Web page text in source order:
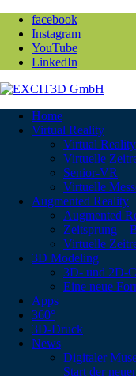
facebook
Instagram
YouTube
LinkedIn
Home
Virtual Reality
Virtual Reality
Virtuelle
Senior-VR
Virtuelle
Augmented Reality
Augmented
Zeitsprung –
Virtuelle
3D Modeling
3D- und 2D-
Eine neue
Apps
360°
3D-Druck
News
Digitaler
Start der